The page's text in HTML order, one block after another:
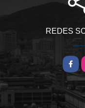
REDES